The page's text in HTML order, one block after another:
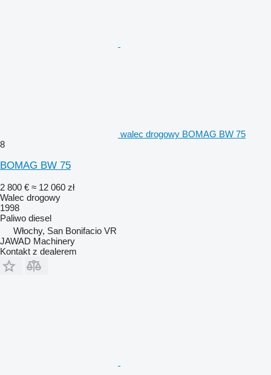
walec drogowy BOMAG BW 75
8
BOMAG BW 75
2 800 € ≈ 12 060 zł
Walec drogowy
1998
Paliwo diesel
Włochy, San Bonifacio VR
JAWAD Machinery
Kontakt z dealerem